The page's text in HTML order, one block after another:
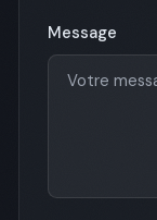
Message